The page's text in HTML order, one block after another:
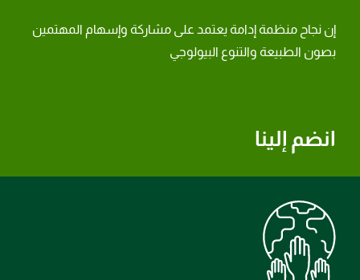
انضم إلينا
إن نجاح منظمة إدامة يعتمد على مشاركة وإسهام المهتمين
بصون الطبيعة والتنوع البيولوجي